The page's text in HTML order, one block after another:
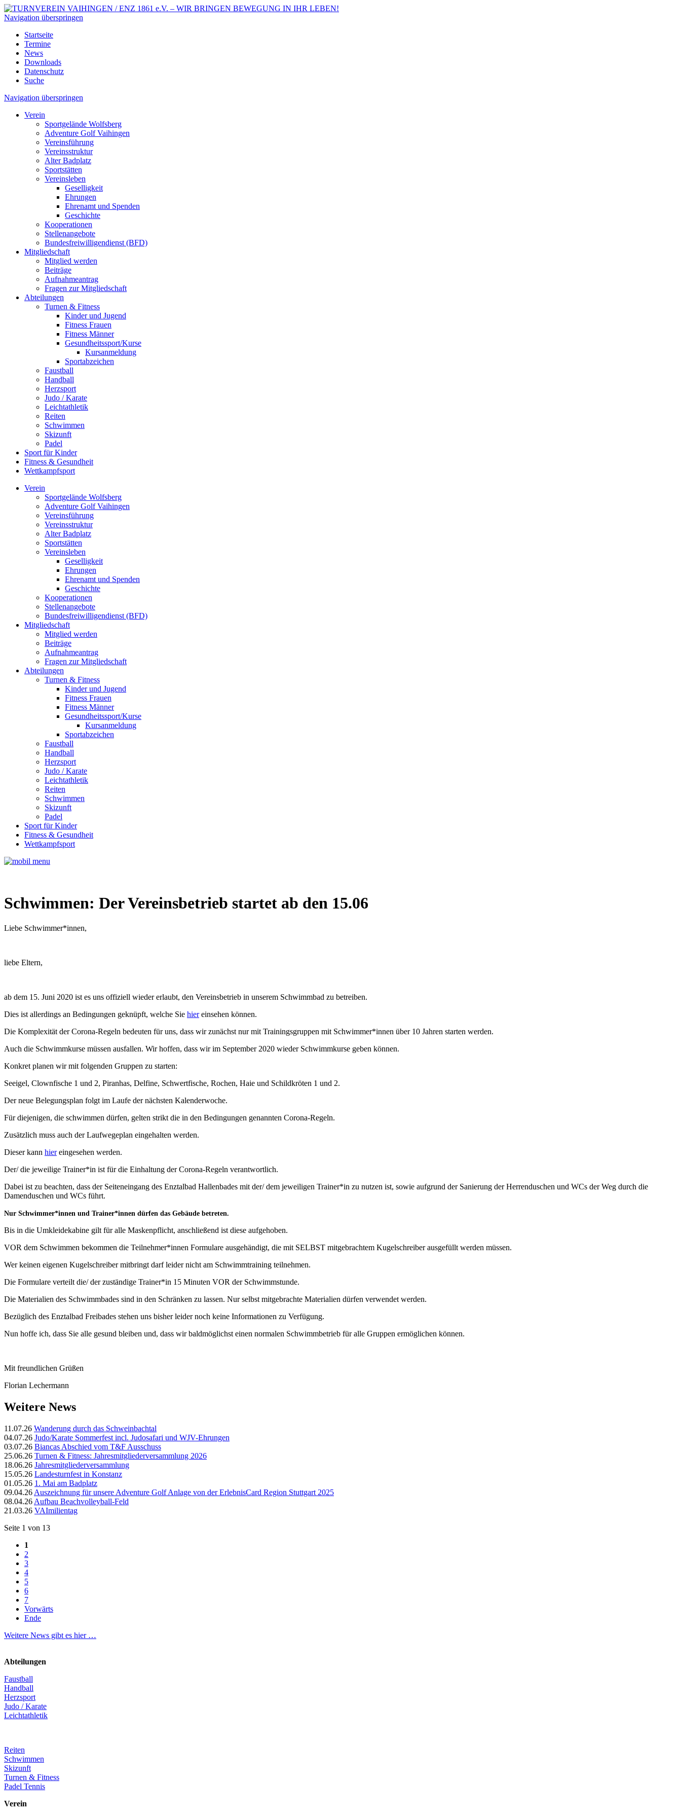
Navigation überspringen
Startseite
Termine
News
Downloads
Datenschutz
Suche
Navigation überspringen
Verein
Sportgelände Wolfsberg
Adventure Golf Vaihingen
Vereinsführung
Vereinsstruktur
Alter Badplatz
Sportstätten
Vereinsleben
Geselligkeit
Ehrungen
Ehrenamt und Spenden
Geschichte
Kooperationen
Stellenangebote
Bundesfreiwilligendienst (BFD)
Mitgliedschaft
Mitglied werden
Beiträge
Aufnahmeantrag
Fragen zur Mitgliedschaft
Abteilungen
Turnen & Fitness
Kinder und Jugend
Fitness Frauen
Fitness Männer
Gesundheitssport/Kurse
Kursanmeldung
Sportabzeichen
Faustball
Handball
Herzsport
Judo / Karate
Leichtathletik
Reiten
Schwimmen
Skizunft
Padel
Sport für Kinder
Fitness & Gesundheit
Wettkampfsport
Verein
Sportgelände Wolfsberg
Adventure Golf Vaihingen
Vereinsführung
Vereinsstruktur
Alter Badplatz
Sportstätten
Vereinsleben
Geselligkeit
Ehrungen
Ehrenamt und Spenden
Geschichte
Kooperationen
Stellenangebote
Bundesfreiwilligendienst (BFD)
Mitgliedschaft
Mitglied werden
Beiträge
Aufnahmeantrag
Fragen zur Mitgliedschaft
Abteilungen
Turnen & Fitness
Kinder und Jugend
Fitness Frauen
Fitness Männer
Gesundheitssport/Kurse
Kursanmeldung
Sportabzeichen
Faustball
Handball
Herzsport
Judo / Karate
Leichtathletik
Reiten
Schwimmen
Skizunft
Padel
Sport für Kinder
Fitness & Gesundheit
Wettkampfsport
Schwimmen: Der Vereinsbetrieb startet ab den 15.06
Liebe Schwimmer*innen,
liebe Eltern,
ab dem 15. Juni 2020 ist es uns offiziell wieder erlaubt, den Vereinsbetrieb in unserem Schwimmbad zu betreiben.
Dies ist allerdings an Bedingungen geknüpft, welche Sie hiereinsehen können.
Die Komplexität der Corona-Regeln bedeuten für uns, dass wir zunächst nur mit Trainingsgruppen mit Schwimmer*innen über 10 Jahren starten werden.
Auch die Schwimmkurse müssen ausfallen. Wir hoffen, dass wir im September 2020 wieder Schwimmkurse geben können.
Konkret planen wir mit folgenden Gruppen zu starten:
Seeigel, Clownfische 1 und 2, Piranhas, Delfine, Schwertfische, Rochen, Haie und Schildkröten 1 und 2.
Der neue Belegungsplan folgt im Laufe der nächsten Kalenderwoche.
Für diejenigen, die schwimmen dürfen, gelten strikt die in den Bedingungen genannten Corona-Regeln.
Zusätzlich muss auch der Laufwegeplan eingehalten werden.
Dieser kann hiereingesehen werden.
Der/ die jeweilige Trainer*in ist für die Einhaltung der Corona-Regeln verantwortlich.
Dabei ist zu beachten, dass der Seiteneingang des Enztalbad Hallenbades mit der/ dem jeweiligen Trainer*in zu nutzen ist, sowie aufgrund der Sanierung der Herrenduschen und WCs der Weg durch die
Damenduschen und WCs führt.
Nur Schwimmer*innen und Trainer*innen dürfen das Gebäude betreten.
Bis in die Umkleidekabine gilt für alle Maskenpflicht, anschließend ist diese aufgehoben.
VOR dem Schwimmen bekommen die Teilnehmer*innen Formulare ausgehändigt, die mit SELBST mitgebrachtem Kugelschreiber ausgefüllt werden müssen.
Wer keinen eigenen Kugelschreiber mitbringt darf leider nicht am Schwimmtraining teilnehmen.
Die Formulare verteilt die/ der zuständige Trainer*in 15 Minuten VOR der Schwimmstunde.
Die Materialien des Schwimmbades sind in den Schränken zu lassen. Nur selbst mitgebrachte Materialien dürfen verwendet werden.
Bezüglich des Enztalbad Freibades stehen uns bisher leider noch keine Informationen zu Verfügung.
Nun hoffe ich, dass Sie alle gesund bleiben und, dass wir baldmöglichst einen normalen Schwimmbetrieb für alle Gruppen ermöglichen können.
Mit freundlichen Grüßen
Florian Lechermann
Weitere News
11.07.26 Wanderung durch das Schweinbachtal
04.07.26 Judo/Karate Sommerfest incl. Judosafari und WJV-Ehrungen
03.07.26 Biancas Abschied vom T&F Ausschuss
25.06.26 Turnen & Fitness: Jahresmitgliederversammlung 2026
18.06.26 Jahresmitgliederversammlung
15.05.26 Landesturnfest in Konstanz
01.05.26 1. Mai am Badplatz
09.04.26 Auszeichnung für unsere Adventure Golf Anlage von der ErlebnisCard Region Stuttgart 2025
08.04.26 Aufbau Beachvolleyball-Feld
21.03.26 VAImilientag
Seite 1 von 13
1
2
3
4
5
6
7
Vorwärts
Ende
Weitere News gibt es hier …
Abteilungen
Faustball
Handball
Herzsport
Judo / Karate
Leichtathletik
Reiten
Schwimmen
Skizunft
Turnen & Fitness
Padel Tennis
Verein